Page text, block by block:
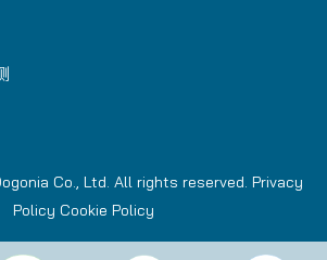
Co., Ltd. All rights reserved. Privacy
Policy Cookie Policy